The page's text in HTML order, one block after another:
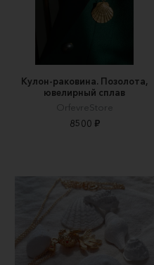
Кулон-раковина. Позолота,
ювелирный сплав
OrfevreStore
8500 ₽